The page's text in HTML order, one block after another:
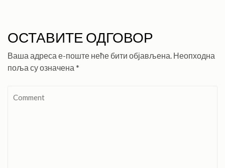
ОСТАВИТЕ ОДГОВОР
Ваша адреса е-поште неће бити објављена. Неопходна
поља су означена *